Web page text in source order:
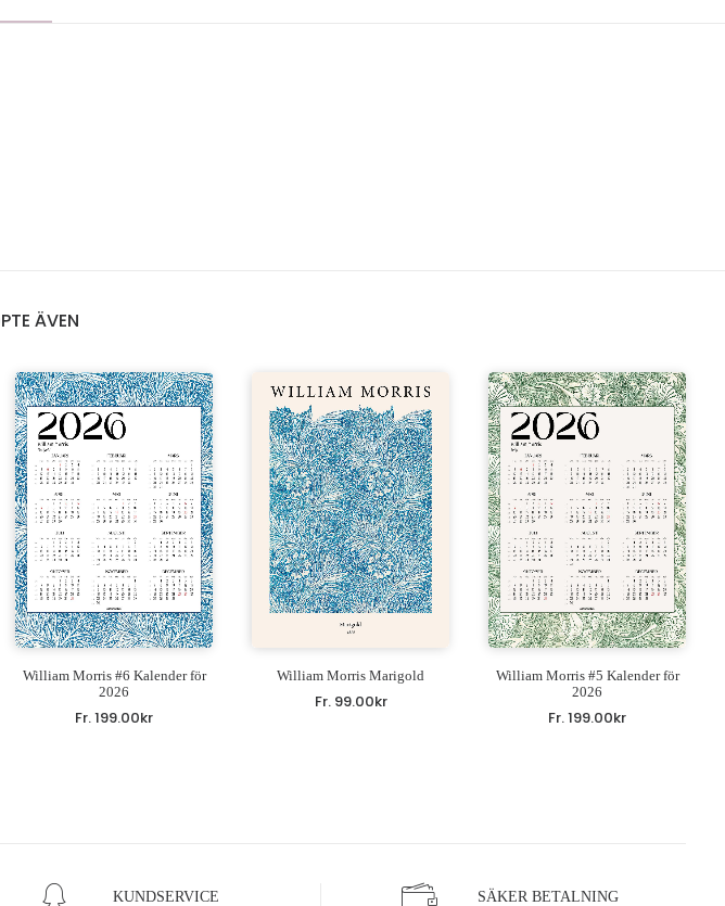
ÄVEN
William Morris #6 Kalender för
2026
Fr.199.00kr
William Morris Marigold
Fr. 99.00kr
William Morris #5 Kalender för
2026
Fr.199.00kr
KUNDSERVICE SÄKER BETALNING